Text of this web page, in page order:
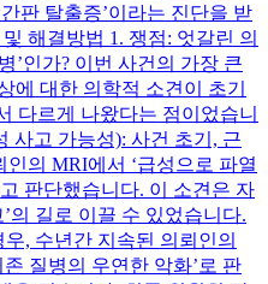
판 탈출증’이라는 진단을 받
해결방법 1. 쟁점: 엇갈린 의
’인가? 이번 사건의 가장 큰
에 대한 의학적 소견이 초기
다르게 나왔다는 점이었습니
사고 가능성): 사건 초기, 근
의 MRI에서 ‘급성으로 파열
판단했습니다. 이 소견은 자
의 길로 이끌 수 있었습니다.
, 수년간 지속된 의뢰인의
질병의 우연한 악화’로 판